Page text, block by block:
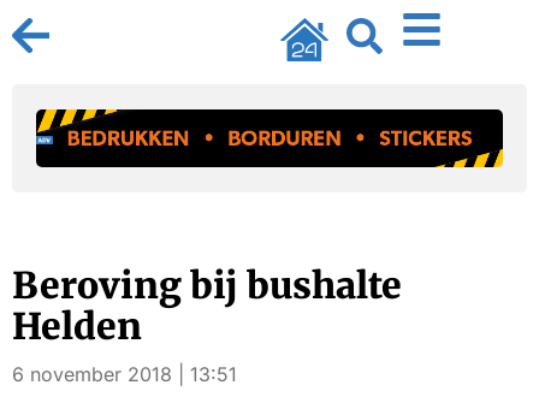
Beroving bij bushalte
Helden
6 november 2018 | 13:51